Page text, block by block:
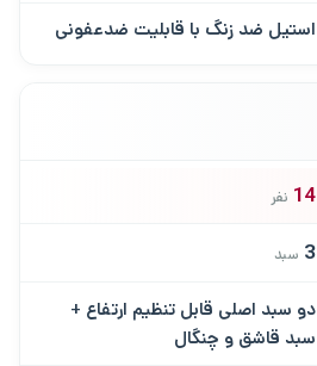
استیل ضد زنگ با قابلیت ضدعفونی
14 نفر
3 سبد
دو سبد اصلی قابل تنظیم ارتفاع +
سبد قاشق و چنگال